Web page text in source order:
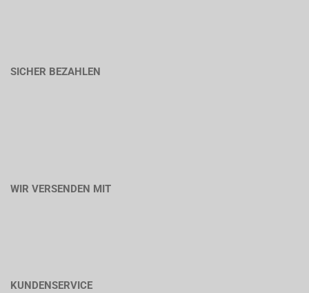
SICHER BEZAHLEN
WIR VERSENDEN MIT
KUNDENSERVICE